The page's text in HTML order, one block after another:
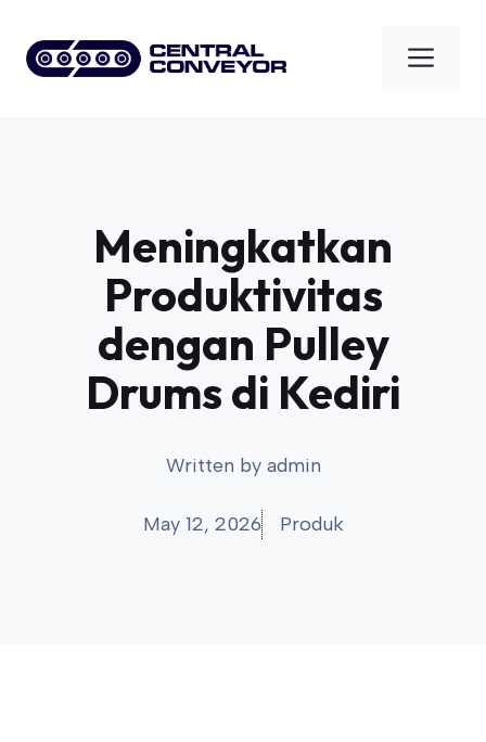
content
Meningkatkan
Produktivitas
dengan Pulley
Drums di Kediri
Written by admin
May 12, 2026 Produk